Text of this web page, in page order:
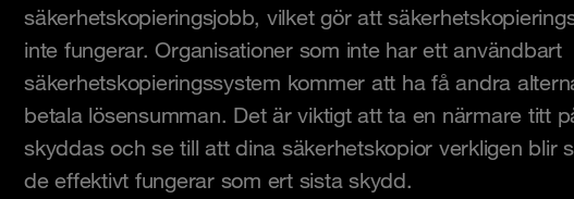
säkerhetskopieringsjobb, vilket gör att
inte fungerar. Organisationer som inte har ett användbart
säkerhetskopieringssystem kommer att ha få andra
betala lösensumman. Det är viktigt att ta en närmare titt
skyddas och se till att dina säkerhetskopior verkligen blir
de effektivt fungerar som ert sista skydd.